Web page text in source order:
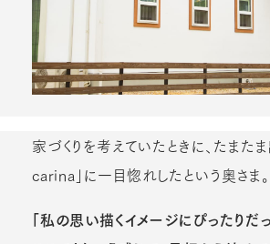
家づくりを考えていたときに、たまた
carina」に一目惚れしたという奥さま。
「私の思い描くイメージにぴったりだ